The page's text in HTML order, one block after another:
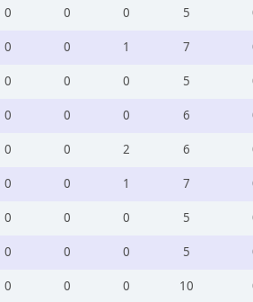
0 0 0 5
0 0 1 7
0 0 0 5
0 0 0 6
0 0 2 6
0 0 1 7
0 0 0 5
0 0 0 5
0 0 0 10